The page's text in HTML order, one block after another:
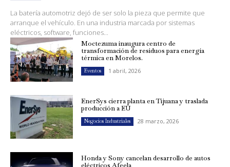
La batería automotriz dejó de ser solo la pieza que permite que
arranque el vehículo. En una industria marcada por sistemas
eléctricos, software, funciones...
Moctezuma inaugura centro de
transformación de residuos para energía
térmica en Morelos.
Eventos 1 abril, 2026
EnerSys cierra planta en Tijuana y traslada
producción a EU
Negocios Industriales 28 marzo, 2026
Honda y Sony cancelan desarrollo de autos